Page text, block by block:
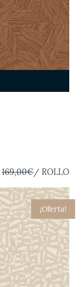
169,00€/ ROLLO
¡Oferta!